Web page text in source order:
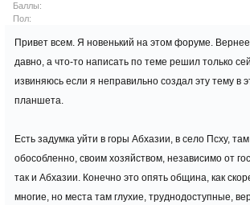
Баллы:
Пол:
Привет всем. Я новенький на этом форуме.
давно, а что-то написать по теме решил только
извиняюсь если я неправильно создал эту тему в
планшета.
Есть задумка уйти в горы Абхазии, в село Псху,
обособленно, своим хозяйством, независимо от
так и Абхазии. Конечно это опять община, как
многие, но места там глухие, труднодоступные,